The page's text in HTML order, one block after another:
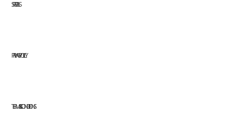
SPECIALS
PRIVACY POLICY
TERMS & CONDITIONS